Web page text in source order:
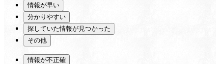
情報が早い
分かりやすい
探していた情報が見つかった
その他
情報が不正確